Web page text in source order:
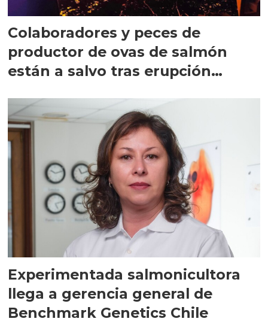
Colaboradores y peces de
productor de ovas de salmón
están a salvo tras erupción
Experimentada salmonicultora
llega a gerencia general de
Benchmark Genetics Chile